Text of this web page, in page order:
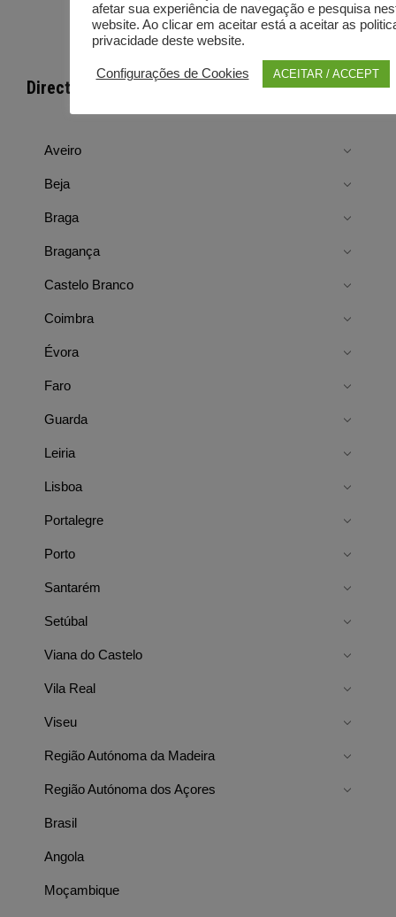
Directorist Locations
Aveiro
Beja
Braga
Bragança
Castelo Branco
Coimbra
Évora
Faro
Guarda
Leiria
Lisboa
Portalegre
Porto
Santarém
Setúbal
Viana do Castelo
Vila Real
Viseu
Região Autónoma da Madeira
Região Autónoma dos Açores
Brasil
Angola
Moçambique
afetar sua experiência de navegação e pesquisa
website. Ao clicar em aceitar está a aceitar as
privacidade deste website.
Configurações de Cookies ACEITAR / ACCEPT